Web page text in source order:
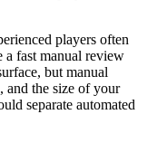
players often
a fast manual review
but manual
and the size of your
separate automated